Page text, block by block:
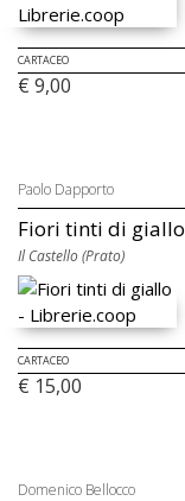
CARTACEO
€ 9,00
Paolo Dapporto
Fiori tinti di giallo
Il Castello (Prato)
CARTACEO
€ 15,00
Domenico Bellocco